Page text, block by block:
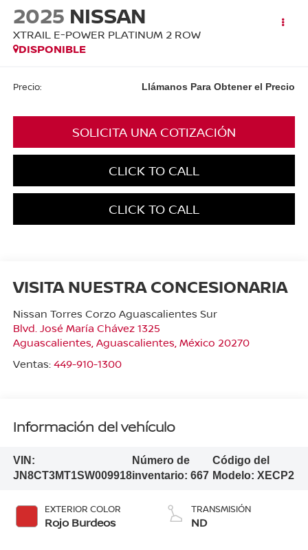
2025 NISSAN
XTRAIL E-POWER PLATINUM 2 ROW
DISPONIBLE
Precio: Llámanos Para Obtener el Precio
SOLICITA UNA COTIZACIÓN
CLICK TO CALL
CLICK TO CALL
VISITA NUESTRA CONCESIONARIA
Nissan Torres Corzo Aguascalientes Sur
Blvd. José María Chávez 1325
Aguascalientes, Aguascalientes, México 20270
Ventas: 449-910-1300
Información del vehículo
VIN:
JN8CT3MT1SW009918
Número de
inventario: 667
Código del
Modelo: XECP2
EXTERIOR COLOR
Rojo Burdeos
TRANSMISIÓN
ND